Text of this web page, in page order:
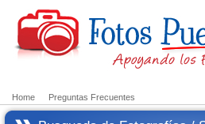
Home Preguntas Frecuentes